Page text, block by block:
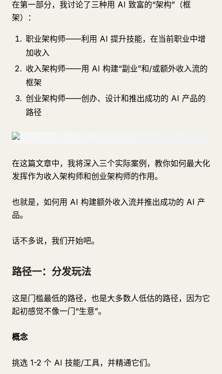
在第一部分，我讨论了三种用 AI 致富的“架构”（框
架）：
职业架构师——利用 AI 提升技能，在当前职业中增
加收入
收入架构师——用 AI 构建“副业”和/或额外收入流的
框架
创业架构师——创办、设计和推出成功的 AI 产品的
路径
在这篇文章中，我将深入三个实际案例，教你如何最大化
发挥作为收入架构师和创业架构师的作用。
也就是，如何用 AI 构建额外收入流并推出成功的 AI 产
品。
话不多说，我们开始吧。
路径一：分发玩法
这是门槛最低的路径，也是大多数人低估的路径，因为它
起初感觉不像一门“生意”。
概念
挑选 1-2 个 AI 技能/工具，并精通它们。